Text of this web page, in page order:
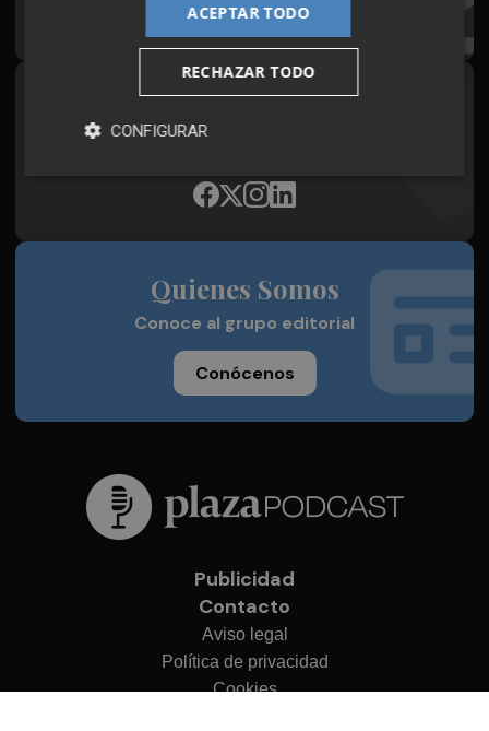
¡Quiero suscribirme!
Síguenos en redes
Plaza Podcast, desde cualquier medio
Quienes Somos
Conoce al grupo editorial
Conócenos
Publicidad
Contacto
Aviso legal
Política de privacidad
Cookies
ACEPTAR TODO
RECHAZAR TODO
CONFIGURAR